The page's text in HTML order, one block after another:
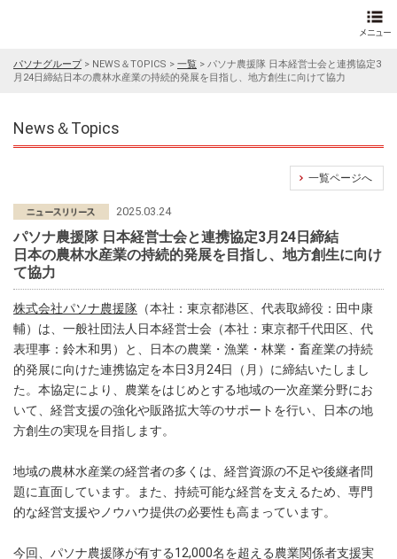
パソナグループ> NEWS＆TOPICS > 一覧 > パソナ農援隊 日本経営士会と連携協定3
月24日締結日本の農林水産業の持続的発展を目指し、地方創生に向けて協力
News＆Topics
一覧ページへ
2025.03.24
パソナ農援隊 日本経営士会と連携協定3月24日締結
日本の農林水産業の持続的発展を目指し、地方創生に向け
て協力
株式会社パソナ農援隊 （本社：東京都港区、代表取締役：田中康
輔）は、一般社団法人日本経営士会（本社：東京都千代田区、代
表理事：鈴木和男）と、日本の農業・漁業・林業・畜産業の持続
的発展に向けた連携協定を本日3月24日（月）に締結いたしまし
た。本協定により、農業をはじめとする地域の一次産業分野にお
いて、経営支援の強化や販路拡大等のサポートを行い、日本の地
方創生の実現を目指します。
地域の農林水産業の経営者の多くは、経営資源の不足や後継者問
題に直面しています。また、持続可能な経営を支えるため、専門
的な経営支援やノウハウ提供の必要性も高まっています。
今回、パソナ農援隊が有する12,000名を超える農業関係者支援実